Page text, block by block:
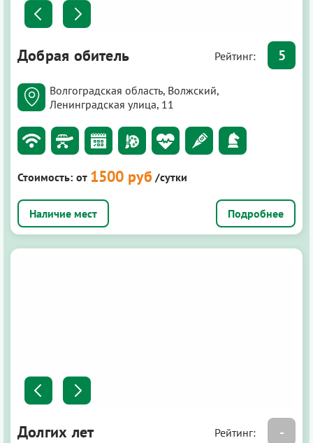
Добрая обитель Рейтинг: 5
Волгоградская область, Волжский,
Ленинградская улица, 11
Стоимость: от 1500 руб /сутки
Подробнее
Долгих лет Рейтинг: -